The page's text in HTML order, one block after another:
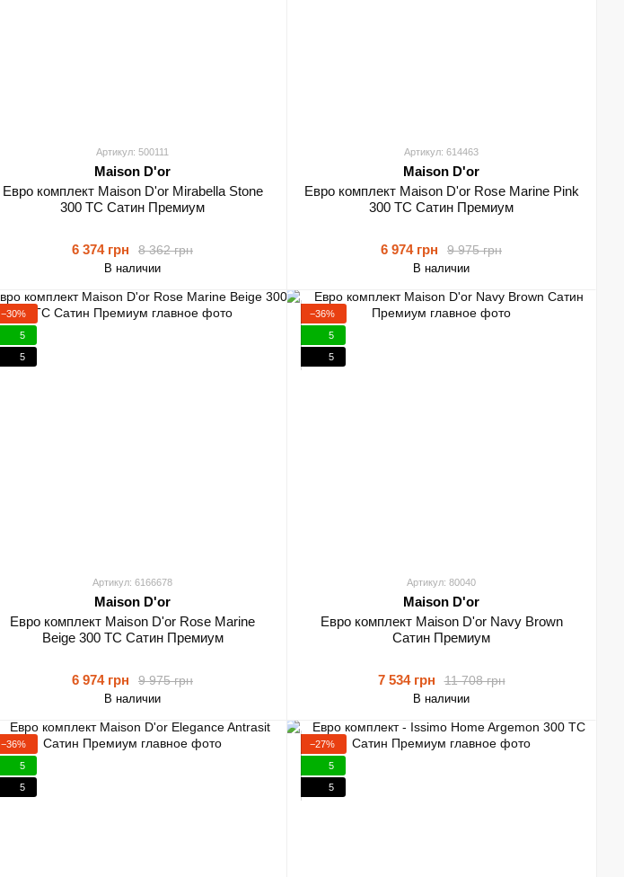
Артикул: 500111
Maison D'or
Евро комплект Maison D'or Mirabella Stone
300 TC Сатин Премиум
8 362 грн
6 374 грн
В наличии
Артикул: 614463
Maison D'or
Евро комплект Maison D'or Rose Marine Pink
300 TC Сатин Премиум
9 975 грн
6 974 грн
В наличии
−30%
5
5
Артикул: 6166678
Maison D'or
Евро комплект Maison D'or Rose Marine
Beige 300 TC Сатин Премиум
9 975 грн
6 974 грн
В наличии
−36%
5
5
Артикул: 80040
Maison D'or
Евро комплект Maison D'or Navy Brown
Сатин Премиум
11 708 грн
7 534 грн
В наличии
−36%
5
5
−27%
5
5